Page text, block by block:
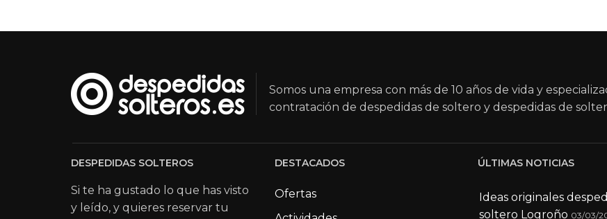
Somos una empresa con más de 10 años de vida y
contratación de despedidas de soltero y despedidas de
DESPEDIDAS SOLTEROS
Si te ha gustado lo que has visto
y leído, y quieres reservar tu
DESTACADOS
Ofertas
ÚLTIMAS NOTICIAS
Ideas originales
soltero Logroño 03/03/